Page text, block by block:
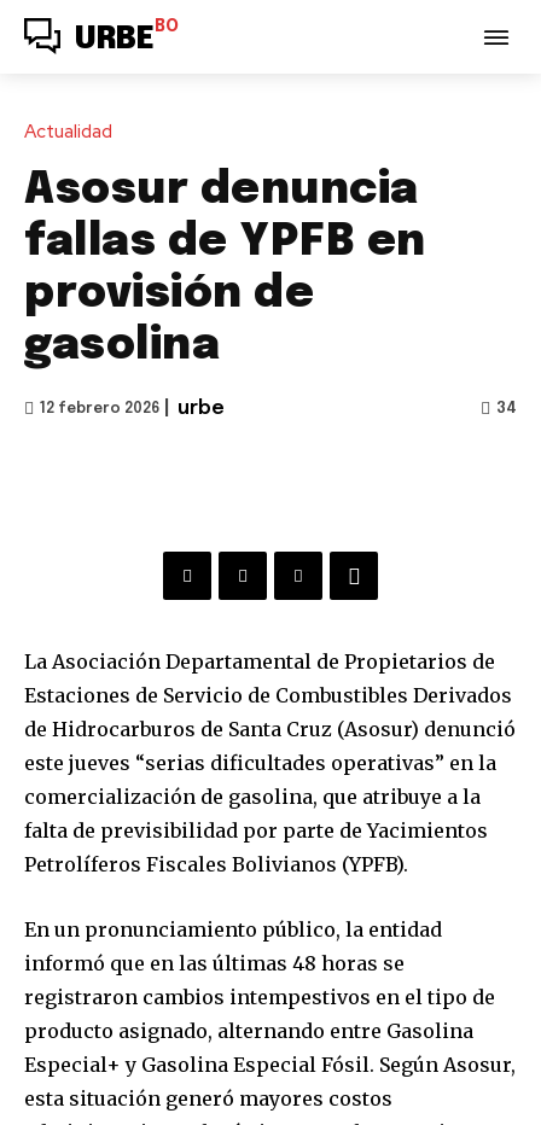
URBE BO
Actualidad
Asosur denuncia
fallas de YPFB en
provisión de
gasolina
12 febrero 2026 urbe 34
La Asociación Departamental de Propietarios de
Estaciones de Servicio de Combustibles Derivados
de Hidrocarburos de Santa Cruz (Asosur) denunció
este jueves “serias dificultades operativas” en la
comercialización de gasolina, que atribuye a la
falta de previsibilidad por parte de Yacimientos
Petrolíferos Fiscales Bolivianos (YPFB).
En un pronunciamiento público, la entidad
informó que en las últimas 48 horas se
registraron cambios intempestivos en el tipo de
producto asignado, alternando entre Gasolina
Especial+ y Gasolina Especial Fósil. Según Asosur,
esta situación generó mayores costos